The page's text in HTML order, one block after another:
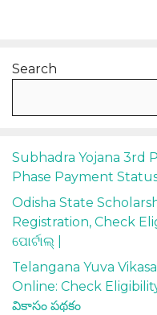
Search
Subhadra Yojana 3rd
Phase Payment
Odisha State
Registration, Check
ପୋର୍ଟାଲ୍ |
Telangana Yuva
Online: Check
వికాసం పథకం